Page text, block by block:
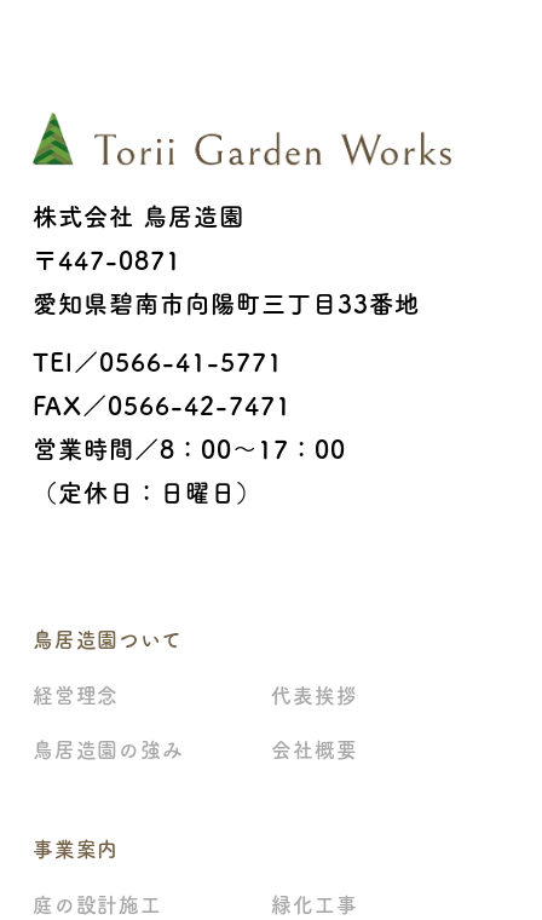
株式会社 鳥居造園
〒447-0871
愛知県碧南市向陽町三丁目33番地
TEl／0566-41-5771
FAX／0566-42-7471
営業時間／8：00〜17：00
（定休日：日曜日）
鳥居造園ついて
経営理念 代表挨拶
鳥居造園の強み 会社概要
事業案内
庭の設計施工 緑化工事